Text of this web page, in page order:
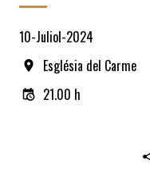
10-Juliol-2024
Església del Carme
21.00 h